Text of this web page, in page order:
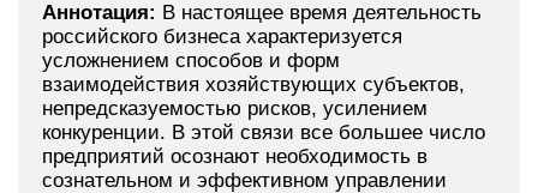
Аннотация: В настоящее время деятельность
российского бизнеса характеризуется
усложнением способов и форм
взаимодействия хозяйствующих субъектов,
непредсказуемостью рисков, усилением
конкуренции. В этой связи все большее число
предприятий осознают необходимость в
сознательном и эффективном управлении